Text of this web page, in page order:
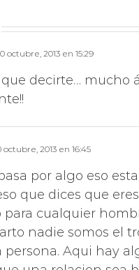
que decirte… mucho
pasa por algo eso esta
que dices que eres
para cualquier
nadie somos el
persona. Aqui hay
una relacion sea